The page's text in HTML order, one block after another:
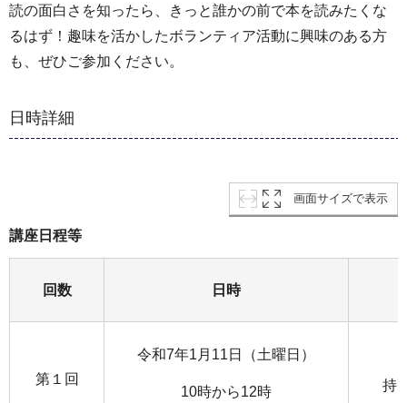
読の面白さを知ったら、きっと誰かの前で本を読みたくな
るはず！趣味を活かしたボランティア活動に興味のある方
も、ぜひご参加ください。
日時詳細
画面サイズで表示
講座日程等
回数 日時
第１回
令和7年1月11日（土曜日）
10時から12時 持